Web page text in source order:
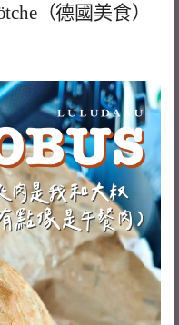
（德國美食）